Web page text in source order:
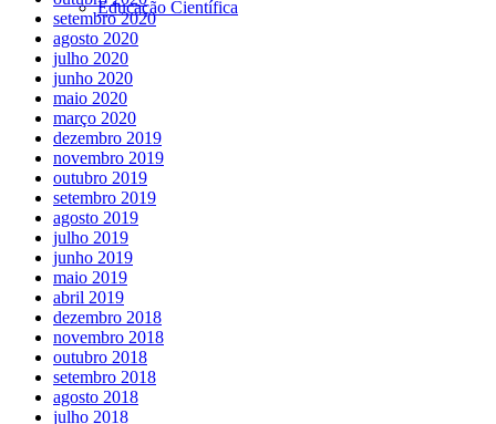
Educação Científica
setembro 2020
agosto 2020
julho 2020
junho 2020
maio 2020
março 2020
dezembro 2019
novembro 2019
outubro 2019
setembro 2019
agosto 2019
julho 2019
junho 2019
maio 2019
abril 2019
dezembro 2018
novembro 2018
outubro 2018
setembro 2018
agosto 2018
julho 2018